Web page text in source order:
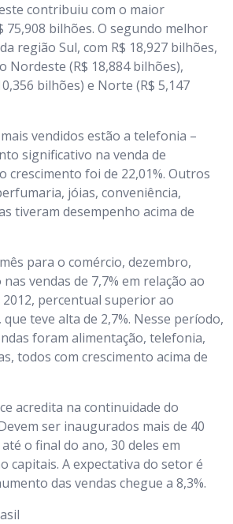
contribuiu com o maior
75,908 bilhões. O segundo melhor
região Sul, com R$ 18,927 bilhões,
Nordeste (R$ 18,884 bilhões),
bilhões) e Norte (R$ 5,147
vendidos estão a telefonia –
significativo na venda de
crescimento foi de 22,01%. Outros
jóias, conveniência,
tiveram desempenho acima de
para o comércio, dezembro,
vendas de 7,7% em relação ao
percentual superior ao
teve alta de 2,7%. Nesse período,
foram alimentação, telefonia,
todos com crescimento acima de
acredita na continuidade do
ser inaugurados mais de 40
o final do ano, 30 deles em
capitais. A expectativa do setor é
das vendas chegue a 8,3%.